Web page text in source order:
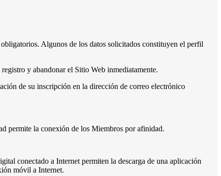
Algunos de los datos solicitados constituyen el perfil
y abandonar el Sitio Web inmediatamente.
de su inscripción en la dirección de correo electrónico
permite la conexión de los Miembros por afinidad.
conectado a Internet permiten la descarga de una aplicación
móvil a Internet.